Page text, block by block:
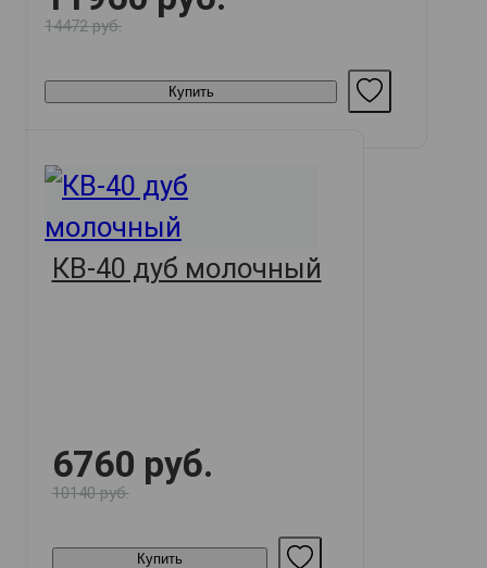
14472 руб.
Купить
КВ-40 дуб молочный
6760 руб.
10140 руб.
Купить